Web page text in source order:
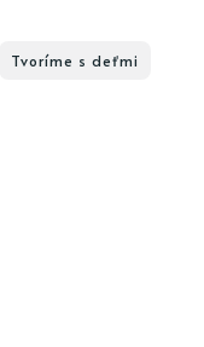
Tvoríme s deťmi